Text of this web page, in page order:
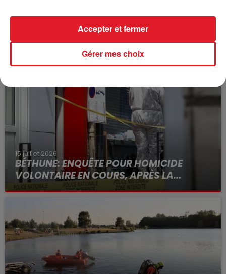
15 juillet 2026
BÉTHUNE: ENQUÊTE POUR HOMICIDE
VOLONTAIRE EN COURS, APRÈS LA...
Selon les premiers éléments, le logement servait
Gérer mes choix
Accepter et fermer